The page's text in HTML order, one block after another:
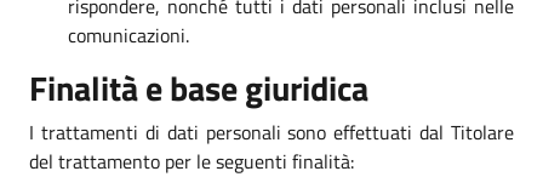
rispondere, nonché tutti i dati personali inclusi nelle
comunicazioni.
Finalità e base giuridica
I trattamenti di dati personali sono effettuati dal Titolare
del trattamento per le seguenti finalità: